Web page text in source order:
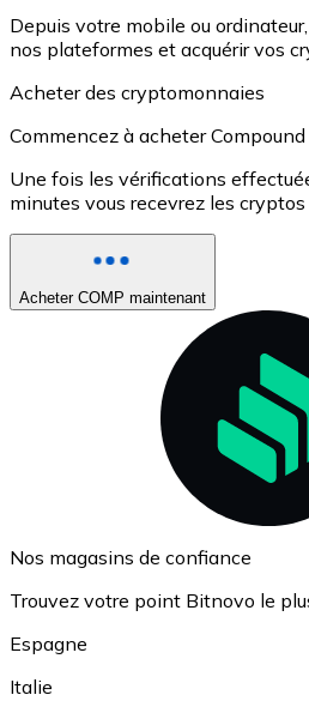
Depuis votre mobile ou
nos plateformes et acquérir vos
Acheter des cryptomonnaies
Commencez à acheter Compound
Une fois les vérifications
minutes vous recevrez les
Acheter COMP maintenant
Nos magasins de confiance
Trouvez votre point Bitnovo le
Espagne
Italie